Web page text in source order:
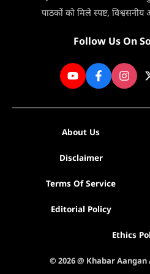
दिन
मिलेगी
पाठकों को मिले स्पष्ट, विश्वसनीय
Follow Us On
About Us
Disclaimer
Terms Of Service
Editorial Policy
Ethics
© 2026 @ Khabar